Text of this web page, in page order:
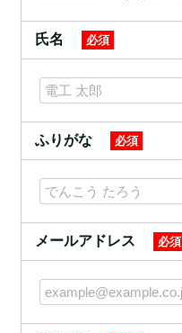
氏名 必須
ふりがな 必須
メールアドレス 必須